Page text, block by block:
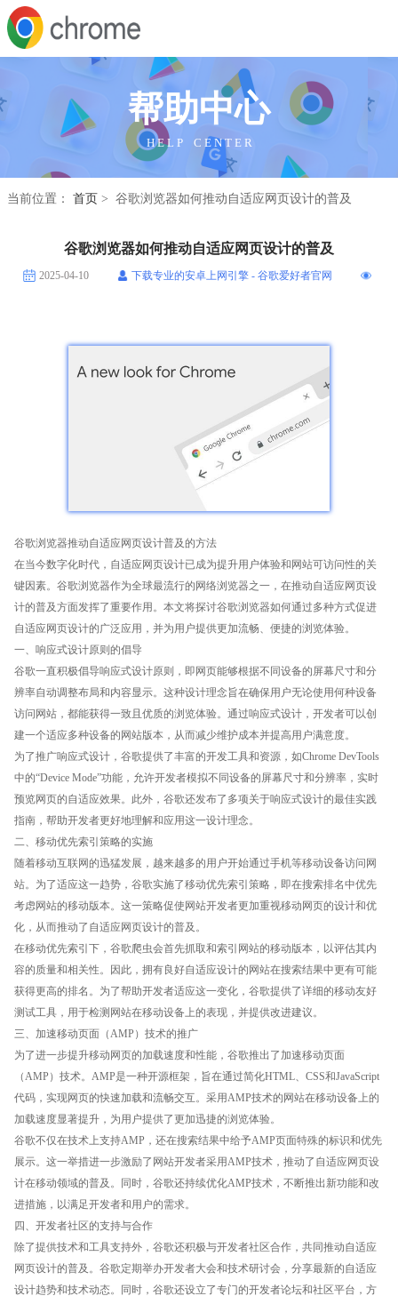
帮助中心
H E L P C E N T E R
当前位置： 首页 > 谷歌浏览器如何推动自适应网页设计的普及
谷歌浏览器如何推动自适应网页设计的普及
2025-04-10 下载专业的安卓上网引擎 - 谷歌爱好者官网
谷歌浏览器推动自适应网页设计普及的方法
在当今数字化时代，自适应网页设计已成为提升用户体验和网站可访问性的关
键因素。谷歌浏览器作为全球最流行的网络浏览器之一，在推动自适应网页设
计的普及方面发挥了重要作用。本文将探讨谷歌浏览器如何通过多种方式促进
自适应网页设计的广泛应用，并为用户提供更加流畅、便捷的浏览体验。
一、响应式设计原则的倡导
谷歌一直积极倡导响应式设计原则，即网页能够根据不同设备的屏幕尺寸和分
辨率自动调整布局和内容显示。这种设计理念旨在确保用户无论使用何种设备
访问网站，都能获得一致且优质的浏览体验。通过响应式设计，开发者可以创
建一个适应多种设备的网站版本，从而减少维护成本并提高用户满意度。
为了推广响应式设计，谷歌提供了丰富的开发工具和资源，如Chrome DevTools
中的“Device Mode”功能，允许开发者模拟不同设备的屏幕尺寸和分辨率，实时
预览网页的自适应效果。此外，谷歌还发布了多项关于响应式设计的最佳实践
指南，帮助开发者更好地理解和应用这一设计理念。
二、移动优先索引策略的实施
随着移动互联网的迅猛发展，越来越多的用户开始通过手机等移动设备访问网
站。为了适应这一趋势，谷歌实施了移动优先索引策略，即在搜索排名中优先
考虑网站的移动版本。这一策略促使网站开发者更加重视移动网页的设计和优
化，从而推动了自适应网页设计的普及。
在移动优先索引下，谷歌爬虫会首先抓取和索引网站的移动版本，以评估其内
容的质量和相关性。因此，拥有良好自适应设计的网站在搜索结果中更有可能
获得更高的排名。为了帮助开发者适应这一变化，谷歌提供了详细的移动友好
测试工具，用于检测网站在移动设备上的表现，并提供改进建议。
三、加速移动页面（AMP）技术的推广
为了进一步提升移动网页的加载速度和性能，谷歌推出了加速移动页面
（AMP）技术。AMP是一种开源框架，旨在通过简化HTML、CSS和JavaScript
代码，实现网页的快速加载和流畅交互。采用AMP技术的网站在移动设备上的
加载速度显著提升，为用户提供了更加迅捷的浏览体验。
谷歌不仅在技术上支持AMP，还在搜索结果中给予AMP页面特殊的标识和优先
展示。这一举措进一步激励了网站开发者采用AMP技术，推动了自适应网页设
计在移动领域的普及。同时，谷歌还持续优化AMP技术，不断推出新功能和改
进措施，以满足开发者和用户的需求。
四、开发者社区的支持与合作
除了提供技术和工具支持外，谷歌还积极与开发者社区合作，共同推动自适应
网页设计的普及。谷歌定期举办开发者大会和技术研讨会，分享最新的自适应
设计趋势和技术动态。同时，谷歌还设立了专门的开发者论坛和社区平台，方